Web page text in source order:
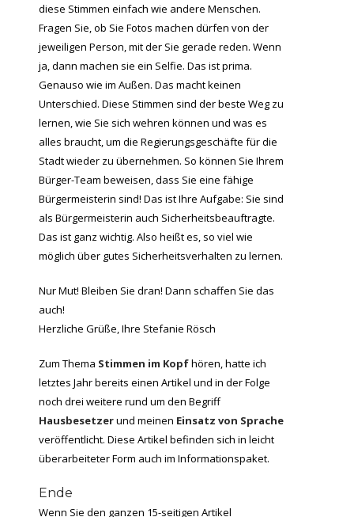
diese Stimmen einfach wie andere Menschen.
Fragen Sie, ob Sie Fotos machen dürfen von der
jeweiligen Person, mit der Sie gerade reden. Wenn
ja, dann machen sie ein Selfie. Das ist prima.
Genauso wie im Außen. Das macht keinen
Unterschied. Diese Stimmen sind der beste Weg zu
lernen, wie Sie sich wehren können und was es
alles braucht, um die Regierungsgeschäfte für die
Stadt wieder zu übernehmen. So können Sie Ihrem
Bürger-Team beweisen, dass Sie eine fähige
Bürgermeisterin sind! Das ist Ihre Aufgabe: Sie sind
als Bürgermeisterin auch Sicherheitsbeauftragte.
Das ist ganz wichtig. Also heißt es, so viel wie
möglich über gutes Sicherheitsverhalten zu lernen.
Nur Mut! Bleiben Sie dran! Dann schaffen Sie das
auch!
Herzliche Grüße, Ihre Stefanie Rösch
Zum Thema Stimmen im Kopfhören, hatte ich
letztes Jahr bereits einen Artikel und in der Folge
noch drei weitere rund um den Begriff
Hausbesetzerund meinen Einsatz von Sprache
veröffentlicht. Diese Artikel befinden sich in leicht
überarbeiteter Form auch im Informationspaket.
Ende
Wenn Sie den ganzen 15-seitigen Artikel